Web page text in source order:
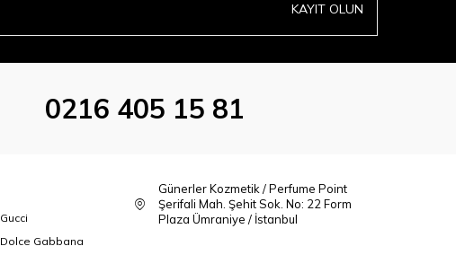
KAYIT OLUN
0216 405 15 81
Gucci
Dolce Gabbana
Günerler Kozmetik / Perfume Point
Şerifali Mah. Şehit Sok. No: 22 Form
Plaza Ümraniye / İstanbul